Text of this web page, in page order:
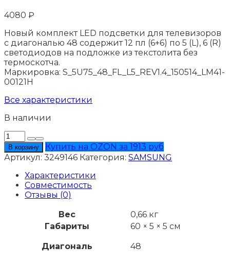
4080 ₽
Новый комплект LED подсветки для телевизоров
с диагональю 48 содержит 12 пл (6+6) по 5 (L), 6 (R)
светодиодов на подложке из текстолита без
термоскотча.
Маркировка: S_5U75_48_FL_L5_REV1.4_150514_LM41-
00121H
Все характеристики
В наличии
Количество
товара
Подсветка
SAMSUNG
UE48JU6050U
В корзину
Купить на OZON за 1913 руб
Артикул: 3249146 Категория: SAMSUNG
Характеристики
Совместимость
Отзывы (0)
Вес
0,66 кг
Габариты
60 × 5 × 5 см
Диагональ 48